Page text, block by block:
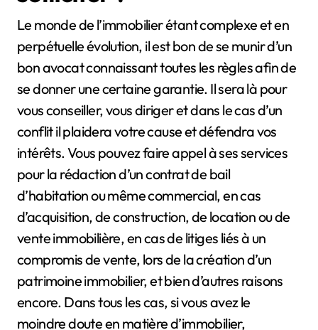
Le monde de l’immobilier étant complexe et en
perpétuelle évolution, il est bon de se munir d’un
bon avocat connaissant toutes les règles afin de
se donner une certaine garantie. Il sera là pour
vous conseiller, vous diriger et dans le cas d’un
conflit il plaidera votre cause et défendra vos
intérêts. Vous pouvez faire appel à ses services
pour la rédaction d’un contrat de bail
d’habitation ou même commercial, en cas
d’acquisition, de construction, de location ou de
vente immobilière, en cas de litiges liés à un
compromis de vente, lors de la création d’un
patrimoine immobilier, et bien d’autres raisons
encore. Dans tous les cas, si vous avez le
moindre doute en matière d’immobilier,